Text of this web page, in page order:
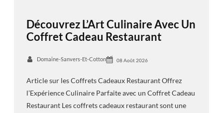
Découvrez L’Art Culinaire Avec Un
Coffret Cadeau Restaurant
Domaine-Sanvers-Et-Cotton 08 Août 2026
Article sur les Coffrets Cadeaux Restaurant Offrez
l’Expérience Culinaire Parfaite avec un Coffret Cadeau
Restaurant Les coffrets cadeaux restaurant sont une